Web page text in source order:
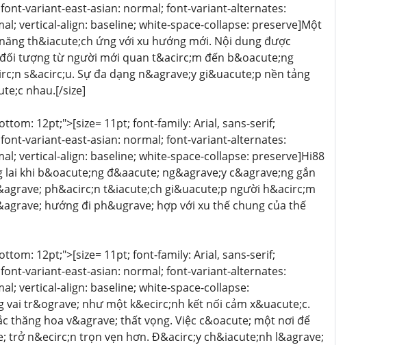
variant-east-asian: normal; font-variant-alternates:
vertical-align: baseline; white-space-collapse: preserve]Một
th&iacute;ch ứng với xu hướng mới. Nội dung được
tượng từ người mới quan t&acirc;m đến b&oacute;ng
s&acirc;u. Sự đa dạng n&agrave;y gi&uacute;p nền tảng
nhau.[/size]
12pt;">[size= 11pt; font-family: Arial, sans-serif;
variant-east-asian: normal; font-variant-alternates:
vertical-align: baseline; white-space-collapse: preserve]Hi88
khi b&oacute;ng đ&aacute; ng&agrave;y c&agrave;ng gắn
ph&acirc;n t&iacute;ch gi&uacute;p người h&acirc;m
hướng đi ph&ugrave; hợp với xu thế chung của thế
12pt;">[size= 11pt; font-family: Arial, sans-serif;
variant-east-asian: normal; font-variant-alternates:
vertical-align: baseline; white-space-collapse:
tr&ograve; như một k&ecirc;nh kết nối cảm x&uacute;c.
thăng hoa v&agrave; thất vọng. Việc c&oacute; một nơi để
trở n&ecirc;n trọn vẹn hơn. Đ&acirc;y ch&iacute;nh l&agrave;